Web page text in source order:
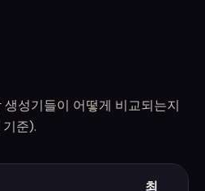
생성기들이 어떻게 비교되는지
준).
최